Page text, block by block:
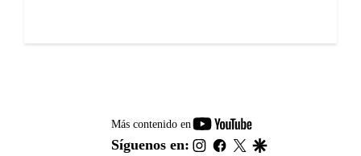
Más contenido en
youtube-
footer
Síguenos en: instagram
facebook
twitter